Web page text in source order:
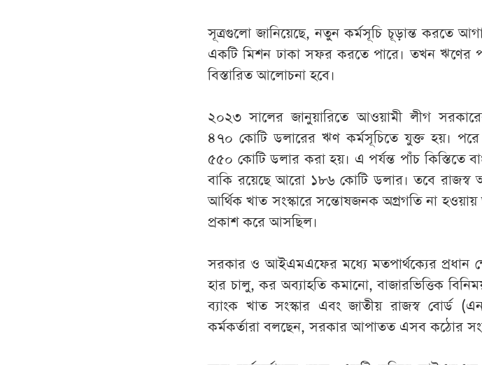
সূত্রগুলো জানিয়েছে, নতুন কর্মসূচি চূড়ান্ত করতে
একটি মিশন ঢাকা সফর করতে পারে। তখন ঋণের
বিস্তারিত আলোচনা হবে।
২০২৩ সালের জানুয়ারিতে আওয়ামী লীগ
৪৭০ কোটি ডলারের ঋণ কর্মসূচিতে যুক্ত হয়।
৫৫০ কোটি ডলার করা হয়। এ পর্যন্ত পাঁচ কিস্তিতে
বাকি রয়েছে আরো ১৮৬ কোটি ডলার। তবে রাজস্ব
আর্থিক খাত সংস্কারে সন্তোষজনক অগ্রগতি না
প্রকাশ করে আসছিল।
সরকার ও আইএমএফের মধ্যে মতপার্থক্যের প্রধান
হার চালু, কর অব্যাহতি কমানো, বাজারভিত্তিক
ব্যাংক খাত সংস্কার এবং জাতীয় রাজস্ব বোর্ড
কর্মকর্তারা বলছেন, সরকার আপাতত এসব কঠোর